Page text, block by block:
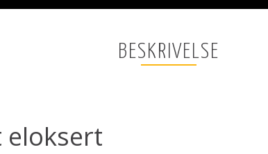
BESKRIVELSE
eloksert